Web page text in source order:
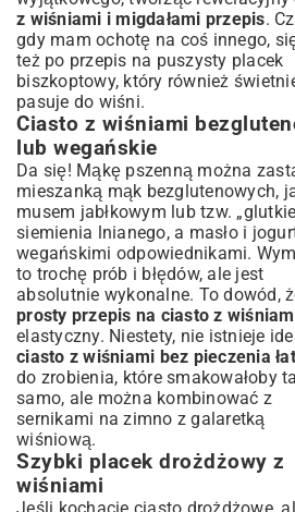
z wiśniami i migdałami przepis.
gdy mam ochotę na coś innego,
też po przepis na puszysty placek
biszkoptowy, który również
pasuje do wiśni.
Ciasto z wiśniami
lub wegańskie
Da się! Mąkę pszenną można
mieszanką mąk bezglutenowych,
musem jabłkowym lub tzw.
siemienia lnianego, a masło i
wegańskimi odpowiednikami.
to trochę prób i błędów, ale jest
absolutnie wykonalne. To dowód,
prosty przepis na ciasto z
elastyczny. Niestety, nie istnieje
ciasto z wiśniami bez pieczenia
do zrobienia, które smakowałoby
samo, ale można kombinować z
sernikami na zimno z galaretką
wiśniową.
Szybki placek drożdżowy z
wiśniami